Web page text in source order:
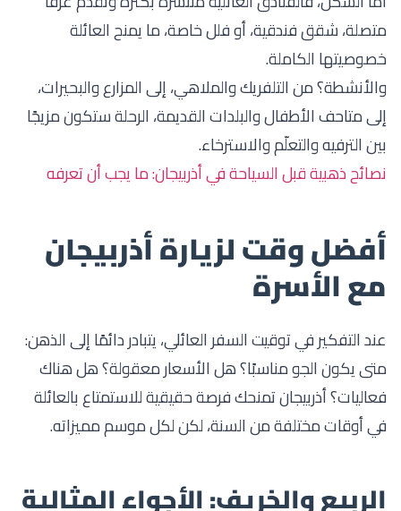
متصلة، شقق فندقية، أو فلل خاصة، ما يمنح العائلة
خصوصيتها الكاملة.
والأنشطة؟ من التلفريك والملاهي، إلى المزارع والبحيرات،
إلى متاحف الأطفال والبلدات القديمة، الرحلة ستكون مزيجًا
بين الترفيه والتعلّم والاسترخاء.
نصائح ذهبية قبل السياحة في أذربيجان: ما يجب أن تعرفه
أفضل وقت لزيارة أذربيجان
مع الأسرة
عند التفكير في توقيت السفر العائلي، يتبادر دائمًا إلى الذهن:
متى يكون الجو مناسبًا؟ هل الأسعار معقولة؟ هل هناك
فعاليات؟ أذربيجان تمنحك فرصة حقيقية للاستمتاع بالعائلة
في أوقات مختلفة من السنة، لكن لكل موسم مميزاته.
الربيع والخريف: الأجواء المثالية